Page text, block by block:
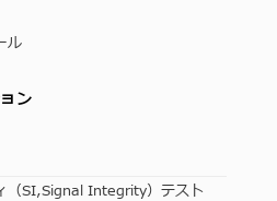
ル
ン
（SI,Signal Integrity）テスト